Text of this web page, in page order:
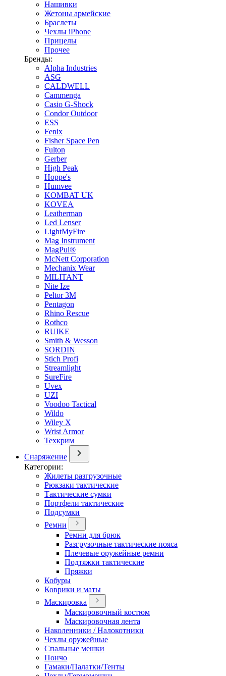
Нашивки
Жетоны армейские
Браслеты
Чехлы iPhone
Прицелы
Прочее
Бренды:
Alpha Industries
ASG
CALDWELL
Cammenga
Casio G-Shock
Condor Outdoor
ESS
Fenix
Fisher Space Pen
Fulton
Gerber
High Peak
Hoppe's
Humvee
KOMBAT UK
KOVEA
Leatherman
Led Lenser
LightMyFire
Mag Instrument
MagPul®
McNett Corporation
Mechanix Wear
MILITANT
Nite Ize
Peltor 3M
Pentagon
Rhino Rescue
Rothco
RUIKE
Smith & Wesson
SORDIN
Stich Profi
Streamlight
SureFire
Uvex
UZI
Voodoo Tactical
Wildo
Wiley X
Wrist Armor
Техкрим
Снаряжение
Категории:
Жилеты разгрузочные
Рюкзаки тактические
Тактические сумки
Портфели тактические
Подсумки
Ремни
Ремни для брюк
Разгрузочные тактические пояса
Плечевые оружейные ремни
Подтяжки тактические
Пряжки
Кобуры
Коврики и маты
Маскировка
Маскировочный костюм
Маскировочная лента
Наколенники / Налокотники
Чехлы оружейные
Спальные мешки
Пончо
Гамаки/Палатки/Тенты